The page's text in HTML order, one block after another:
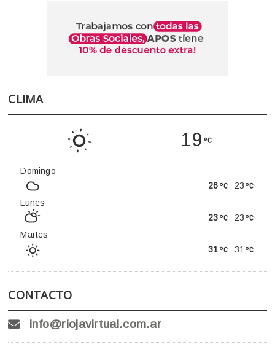
CLIMA
19
Domingo
23
26
Lunes
23
23
Martes
31
31
CONTACTO
info@riojavirtual.com.ar